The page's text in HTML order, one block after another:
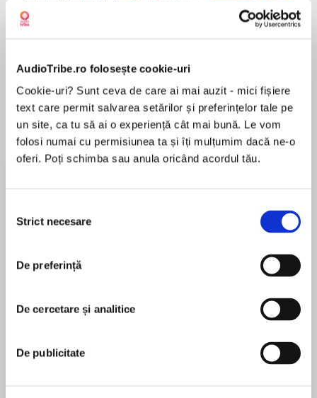
AudioTribe.ro folosește cookie-uri
Cookie-uri? Sunt ceva de care ai mai auzit - mici fișiere
text care permit salvarea setărilor și preferințelor tale pe
un site, ca tu să ai o experiență cât mai bună. Le vom
folosi numai cu permisiunea ta și îți mulțumim dacă ne-o
oferi. Poți schimba sau anula oricând acordul tău.
consimțământului
Strict necesare
De preferință
De cercetare și analitice
De publicitate
de...
Dani Francis
la...
Lauren Weisberger
Desprecarte
“Truly exciting...[Andrews] has moved into the
The fifth installment of this popular series sends
cleaning lady/sleuth Callahan Garrity after the
person who murdered a woman the entire city
Callahan Garrity has her hands full trying to
expand her House Mouse cleaning business. So
she’s reluctant to take on a client in need of
În acest moment nu există recenzii
Mary Kay Andrews
Mary Kay Andrews is the New York Times
bestselling author of 30 novels and The Beach